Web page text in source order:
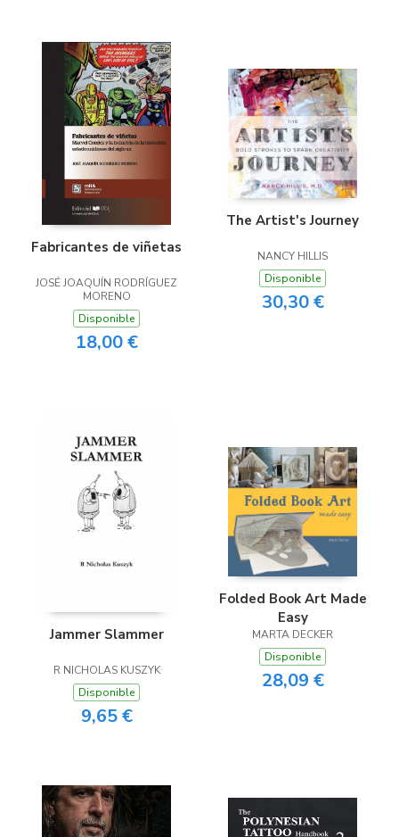
Fabricantes de viñetas
JOSÉ JOAQUÍN RODRÍGUEZ
MORENO
Disponible
18,00 €
The Artist's Journey
NANCY HILLIS
Disponible
30,30 €
Jammer Slammer
R NICHOLAS KUSZYK
Disponible
9,65 €
Folded Book Art Made
Easy
MARTA DECKER
Disponible
28,09 €